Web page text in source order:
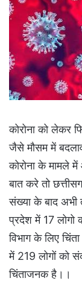
कोरोना को लेकर
जैसे मौसम में
कोरोना के मामले
बात करे तो
संख्या के बाद
प्रदेश में 17 लोगो
विभाग के लिए
में 219 लोगों को
चिंताजनक है।।